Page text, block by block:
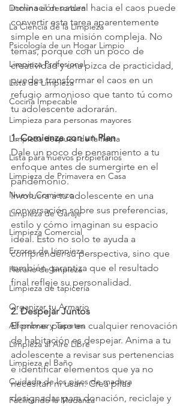
Domina el desorden
La Ciencia de la Limpieza
Psicología de un Hogar Limpio
Limpieza Profesional
Lista de Limpieza
Cocina Impecable
Limpieza para personas mayores
Limpieza después de la fiesta
Lista para nuevos propietarios
Limpieza de Primavera en Casa
Nuevo Comienzo
Limpieza de Garaje
Limpieza Comercial
Errores de Limpieza
Horario de limpieza
Limpieza de tapicería
Organizar tu Armario
Alfombras y Tapetes
Limpieza al Aire Libre
Limpieza el Baño
Cuidado de los pisos de madera
Facilitando la Mudanza
inclinación natural hacia el caos puede
convertir esta tarea aparentemente
simple en una misión compleja. No
temas, porque con un poco de
creatividad y una pizca de practicidad,
puedes transformar el caos en un
refugio armonioso que tanto tú como
tu adolescente adorarán.
1. Comienza con un Plan
Dale un poco de pensamiento a tu
enfoque antes de sumergirte en el
pandemonio.
Involucra a tu adolescente en una
conversación sobre sus preferencias,
estilo y cómo imaginan su espacio
ideal. Esto no solo te ayuda a
comprender su perspectiva, sino que
también garantiza que el resultado
final refleje su personalidad.
2. Despejar Juntos
El primer paso en cualquier renovación
de habitación es despejar. Anima a tu
adolescente a revisar sus pertenencias
e identificar elementos que ya no
necesitan ni usan. Crea pilas
designadas para donación, reciclaje y